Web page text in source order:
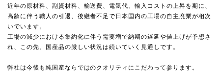
近年の原材料、副資材料、輸送費、電気代、輸入コストの上昇を期に、
高齢に伴う職人の引退、後継者不足で日本国内の工場の自主廃業が相次
いでいます。
工場の減少における集約化に伴う需要増で納期の遅延や値上げが予想さ
れ、この先、国産品の厳しい状況は続いていく見通しです。
弊社は今後も純国産ならではのクオリティにこだわって参ります。